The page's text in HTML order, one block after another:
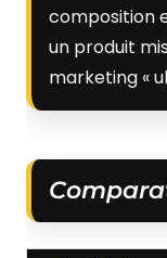
composition
un produit
marketing «